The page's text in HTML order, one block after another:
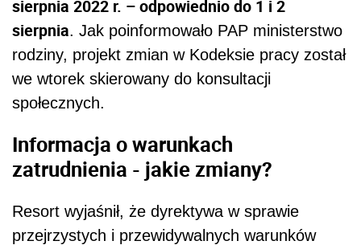
sierpnia 2022 r. – odpowiednio do 1 i 2
sierpnia. Jak poinformowało PAP ministerstwo
rodziny, projekt zmian w Kodeksie pracy został
we wtorek skierowany do konsultacji
społecznych.
Informacja o warunkach
zatrudnienia - jakie zmiany?
Resort wyjaśnił, że dyrektywa w sprawie
przejrzystych i przewidywalnych warunków